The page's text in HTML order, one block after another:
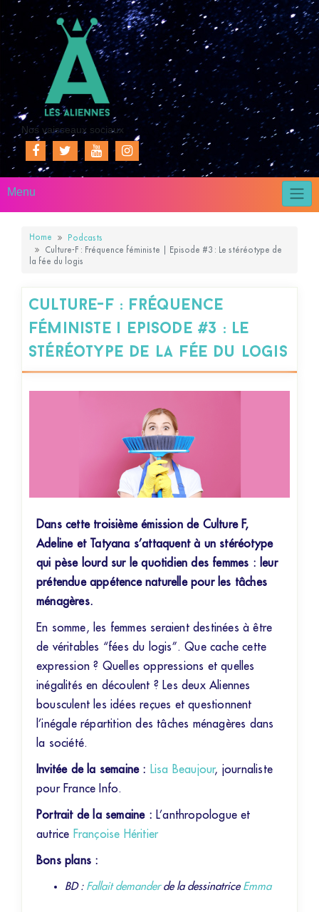
Nos vaisseaux sociaux
Menu
Home
Podcasts
Culture-F : Fréquence féministe | Episode #3 : Le stéréotype de
la fée du logis
Culture-F : Fréquence
féministe | Episode #3 : Le
stéréotype de la fée du logis
Dans cette troisième émission de Culture F,
Adeline et Tatyana s’attaquent à un stéréotype
qui pèse lourd sur le quotidien des femmes : leur
prétendue appétence naturelle pour les tâches
ménagères.
En somme, les femmes seraient destinées à être
de véritables “fées du logis”. Que cache cette
expression ? Quelles oppressions et quelles
inégalités en découlent ? Les deux Aliennes
bousculent les idées reçues et questionnent
l’inégale répartition des tâches ménagères dans
la société.
Invitée de la semaine : Lisa Beaujour, journaliste
pour France Info.
Portrait de la semaine : L’anthropologue et
autrice Françoise Héritier
Bons plans :
BD : Fallait demanderde la dessinatrice Emma